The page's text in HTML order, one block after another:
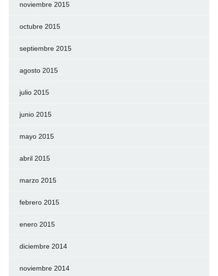
noviembre 2015
octubre 2015
septiembre 2015
agosto 2015
julio 2015
junio 2015
mayo 2015
abril 2015
marzo 2015
febrero 2015
enero 2015
diciembre 2014
noviembre 2014